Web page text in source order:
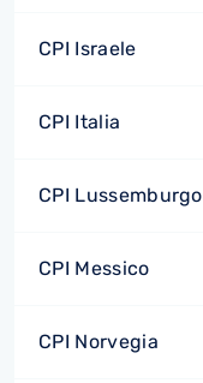
CPI Israele
CPI Italia
CPI Lussemburgo
CPI Messico
CPI Norvegia